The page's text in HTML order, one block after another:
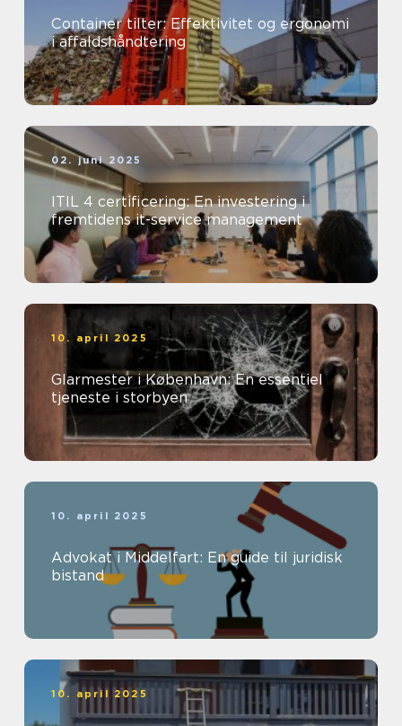
Container tilter: Effektivitet og ergonomi
i affaldshåndtering
02. juni 2025
ITIL 4 certificering: En investering i
fremtidens it-service management
10. april 2025
Glarmester i København: En essentiel
tjeneste i storbyen
10. april 2025
Advokat i Middelfart: En guide til juridisk
bistand
10. april 2025